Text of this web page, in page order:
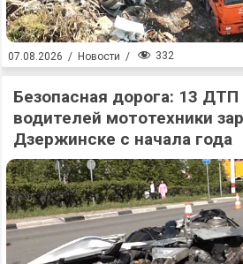
07.08.2026 / Новости / 332
Безопасная дорога: 13
водителей мототехники
Дзержинске с начала года